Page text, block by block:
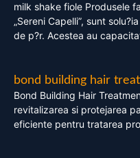
milk shake fiole Produsele
„Sereni Capelli”, sunt
de p?r. Acestea au
bond building hair
Bond Building Hair
revitalizarea si protejarea
eficiente pentru tratarea